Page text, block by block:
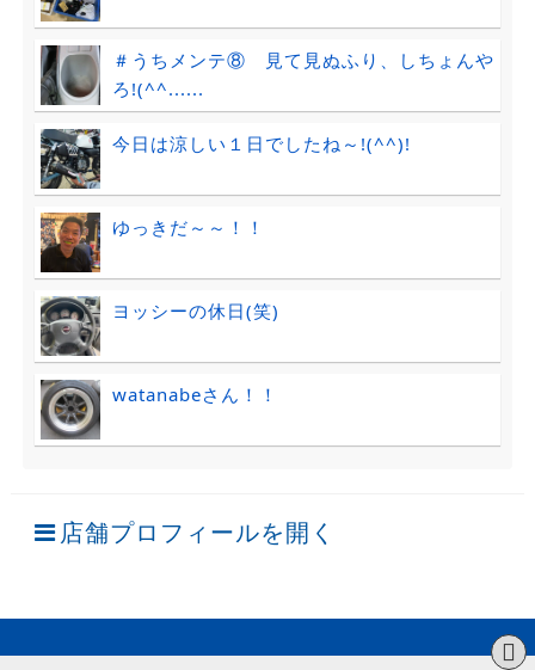
＃うちメンテ⑧ 見て見ぬふり、しちょんや
ろ!(^^......
今日は涼しい１日でしたね～!(^^)!
ゆっきだ～～！！
ヨッシーの休日(笑)
watanabeさん！！
店舗プロフィールを開く